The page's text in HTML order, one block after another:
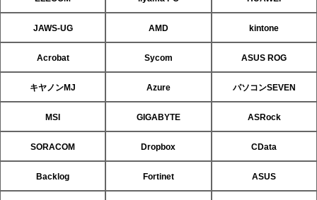
JAWS-UG AMD kintone
Acrobat Sycom ASUS ROG
キヤノンMJ Azure パソコンSEVEN
MSI GIGABYTE ASRock
SORACOM Dropbox CData
Backlog Fortinet ASUS